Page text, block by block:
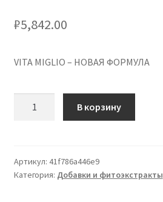
₽5,842.00
VITA MIGLIO – НОВАЯ ФОРМУЛА
–
NUOVA
В корзину
Артикул: 41f786a446e9
Категория: Добавки и фитоэкстракты